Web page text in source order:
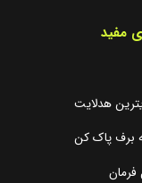
مفید
هدلایت
برف پاک کن